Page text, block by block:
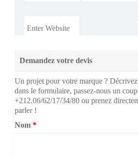
Demandez votre devis
Un projet pour votre marque ?
dans le formulaire, passez-nous un
+212.06/62/17/34/80 ou prenez
parler !
Nom *